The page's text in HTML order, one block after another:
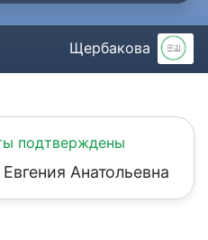
Щербакова
подтверждены
Анатольевна